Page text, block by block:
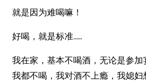
就是因为难喝嘛！
好喝，就是标准……
我在家，基本不喝酒，无论是参加
我都不喝，我对酒不上瘾，我媳